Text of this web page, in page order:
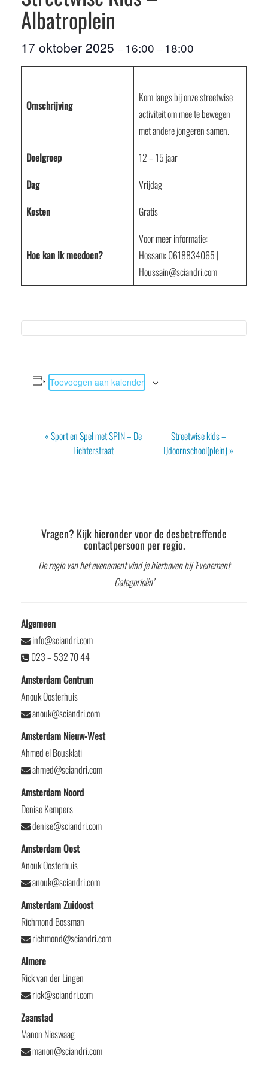
Albatroplein
17 oktober 2025 – 16:00 – 18:00
Omschrijving
Kom langs bij onze streetwise
activiteit om mee te bewegen
met andere jongeren samen.
Doelgroep
12 – 15 jaar
Dag
Vrijdag
Kosten
Gratis
Hoe kan ik meedoen?
Voor meer informatie:
Hossam: 0618834065 |
Houssain@sciandri.com
Toevoegen aan kalender
Evenement
«Sport en Spel met SPIN – De
Lichterstraat
Streetwise kids –
IJdoornschool(plein)»
Vragen? Kijk hieronder voor de desbetreffende
contactpersoon per regio.
De regio van het evenement vind je hierboven bij ‘Evenement
Categorieën’
Algemeen
info@sciandri.com
023 – 532 70 44
Amsterdam Centrum
Anouk Oosterhuis
anouk@sciandri.com
Amsterdam Nieuw-West
Ahmed el Bousklati
ahmed@sciandri.com
Amsterdam Noord
Denise Kempers
denise@sciandri.com
Amsterdam Oost
Anouk Oosterhuis
anouk@sciandri.com
Amsterdam Zuidoost
Richmond Bossman
richmond@sciandri.com
Almere
Rick van der Lingen
rick@sciandri.com
Zaanstad
Manon Nieswaag
manon@sciandri.com